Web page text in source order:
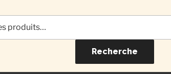
Recherche